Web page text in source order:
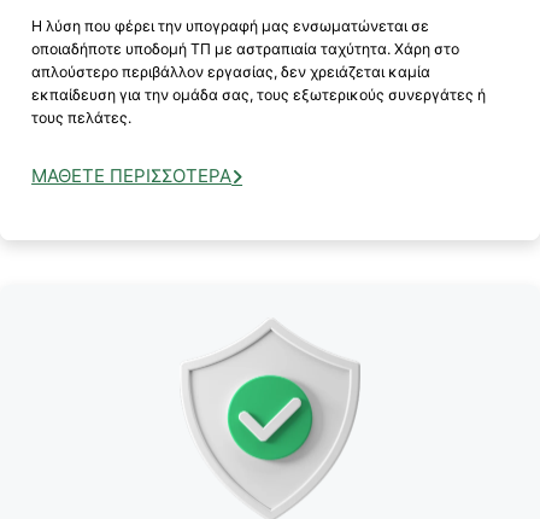
Η λύση που φέρει την υπογραφή μας ενσωματώνεται σε
οποιαδήποτε υποδομή ΤΠ με αστραπιαία ταχύτητα. Χάρη στο
απλούστερο περιβάλλον εργασίας, δεν χρειάζεται καμία
εκπαίδευση για την ομάδα σας, τους εξωτερικούς συνεργάτες ή
τους πελάτες.
ΜΆΘΕΤΕ ΠΕΡΙΣΣΌΤΕΡΑ